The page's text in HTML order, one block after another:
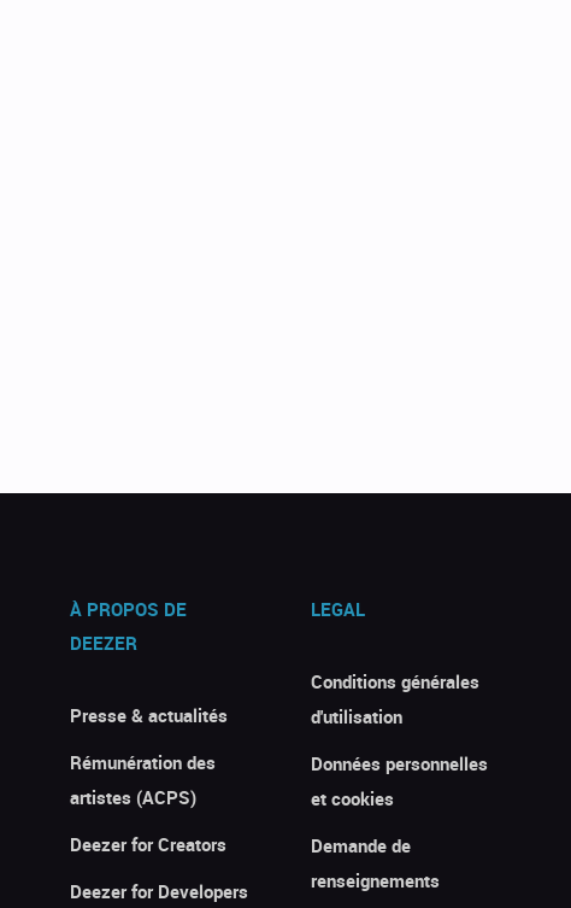
À PROPOS DE
DEEZER
Presse & actualités
Rémunération des
artistes (ACPS)
Deezer for Creators
Deezer for Developers
LEGAL
Conditions générales
d'utilisation
Données personnelles
et cookies
Demande de
renseignements